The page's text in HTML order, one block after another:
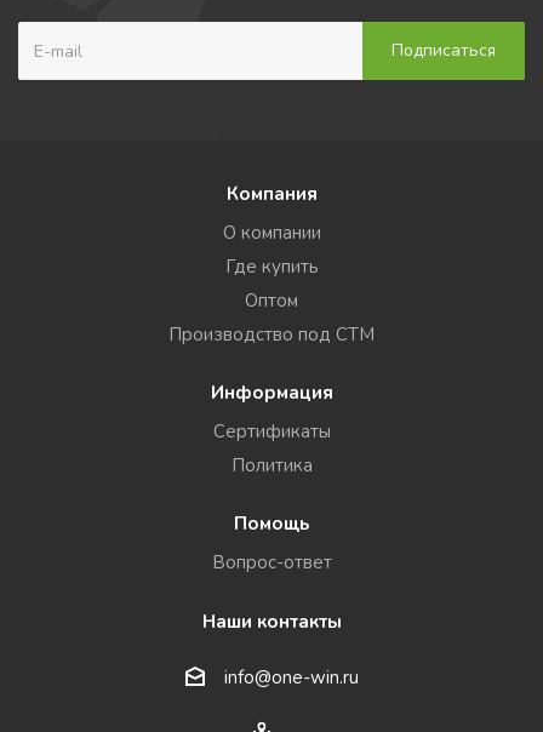
Компания
О компании
Где купить
Оптом
Производство под СТМ
Информация
Сертификаты
Политика
Помощь
Вопрос-ответ
Наши контакты
info@one-win.ru